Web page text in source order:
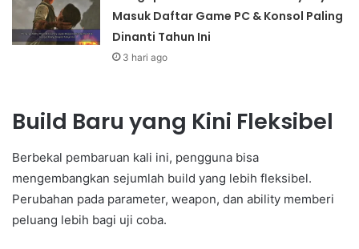
Masuk Daftar Game PC & Konsol Paling
Dinanti Tahun Ini
3 hari ago
Build Baru yang Kini Fleksibel
Berbekal pembaruan kali ini, pengguna bisa
mengembangkan sejumlah build yang lebih fleksibel.
Perubahan pada parameter, weapon, dan ability memberi
peluang lebih bagi uji coba.